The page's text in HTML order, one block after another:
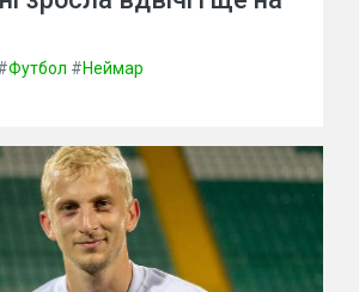
Футбол #Неймар